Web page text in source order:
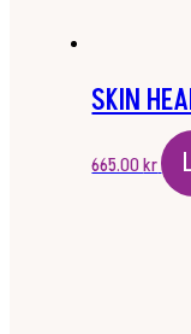
SKIN
665.00kr